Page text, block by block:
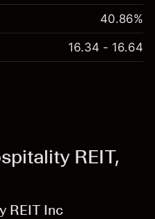
40.86%
16.34 - 16.64
REIT,
REIT Inc